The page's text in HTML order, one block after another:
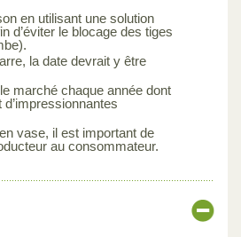
en utilisant une solution
d’éviter le blocage des tiges
la date devrait y être
marché chaque année dont
vase, il est important de
au consommateur.